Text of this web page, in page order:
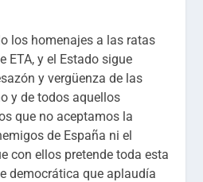
los homenajes a las ratas
ETA, y el Estado sigue
y vergüenza de las
y de todos aquellos
que no aceptamos la
de España ni el
con ellos pretende toda esta
democrática que aplaudía